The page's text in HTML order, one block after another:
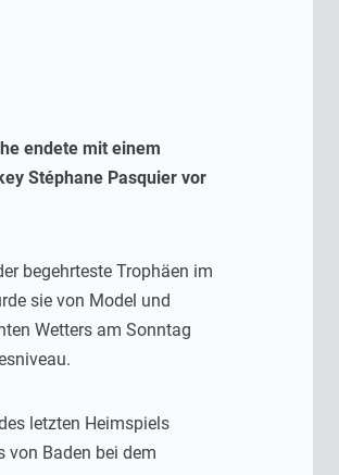
endete mit einem
Stéphane Pasquier vor
begehrteste Trophäen im
sie von Model und
Wetters am Sonntag
letzten Heimspiels
von Baden bei dem